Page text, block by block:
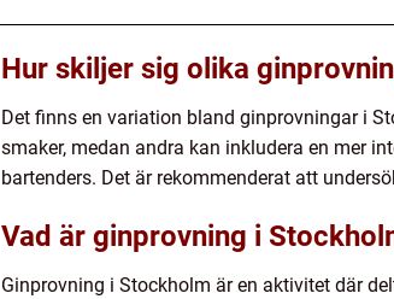
Hur skiljer sig olika
Det finns en variation bland ginprovningar i
smaker, medan andra kan inkludera en mer
bartenders. Det är rekommenderat att
Vad är ginprovning i
Ginprovning i Stockholm är en aktivitet där